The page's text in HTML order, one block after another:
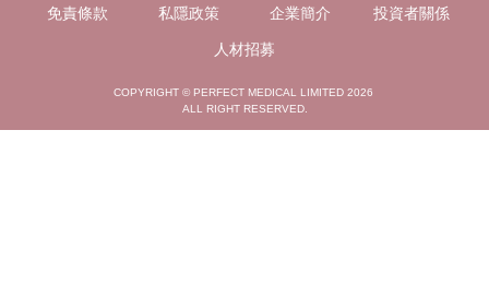
免責條款 私隱政策 企業簡介 投資者關係
人材招募
COPYRIGHT © PERFECT MEDICAL LIMITED 2026
ALL RIGHT RESERVED.